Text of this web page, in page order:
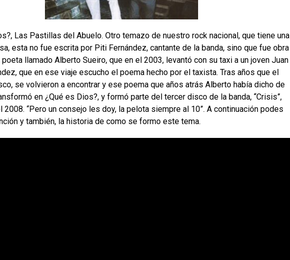
Las Pastillas del Abuelo. Otro temazo de nuestro rock nacional, que tiene una
esta no fue escrita por Piti Fernández, cantante de la banda, sino que fue obra
llamado Alberto Sueiro, que en el 2003, levantó con su taxi a un joven Juan
que en ese viaje escucho el poema hecho por el taxista. Tras años que el
se volvieron a encontrar y ese poema que años atrás Alberto había dicho de
en ¿Qué es Dios?, y formó parte del tercer disco de la banda, “Crisis”,
2008. “Pero un consejo les doy, la pelota siempre al 10”. A continuación podes
y también, la historia de como se formo este tema.